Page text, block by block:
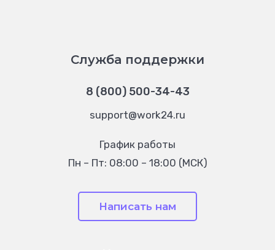
Служба поддержки
8 (800) 500-34-43
support@work24.ru
График работы
Пн – Пт: 08:00 – 18:00 (МСК)
Написать нам